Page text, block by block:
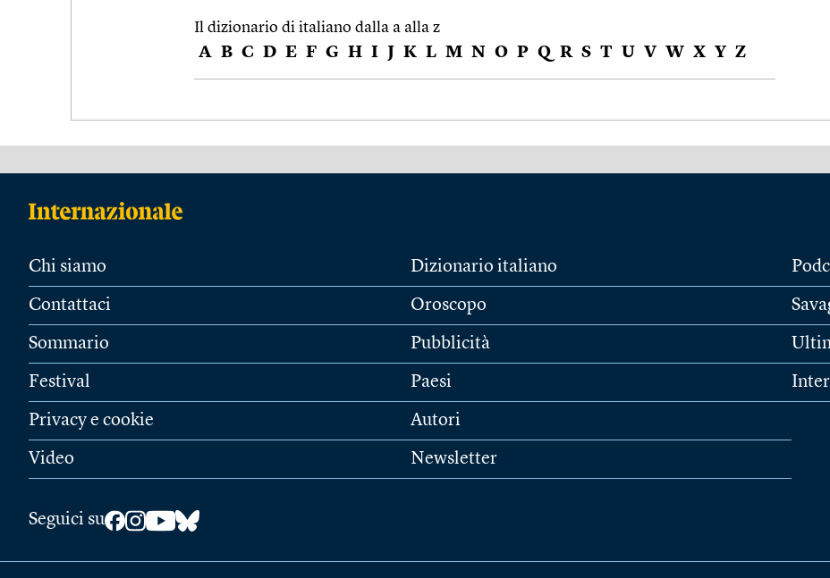
Il dizionario di italiano dalla a alla z
A B C D E F G H I J K L M N O P Q R S T U V W X Y Z
Chi siamo
Contattaci
Sommario
Festival
Privacy e cookie
Video
Dizionario italiano
Oroscopo
Pubblicità
Paesi
Autori
Newsletter
Seguici su